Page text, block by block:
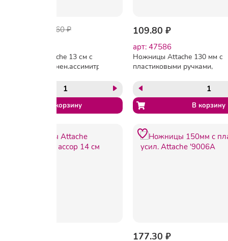
109.60 ₽
Ножницы Attache 13 см с
пласт.прорезинен.ассимитр
109.80 ₽
арт: 47586
Ножницы Attache 130 мм с
пластиковыми ручками,
177.30 ₽